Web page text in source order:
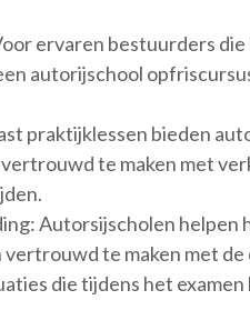
ervaren bestuurders
autorijschool
praktijklessen bieden
te maken met
Autorsijscholen
vertrouwd te maken met
die tijdens het